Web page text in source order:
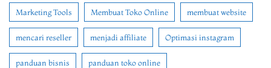
Marketing Tools Membuat Toko Online membuat website
mencari reseller menjadi affiliate Optimasi instagram
panduan bisnis panduan toko online